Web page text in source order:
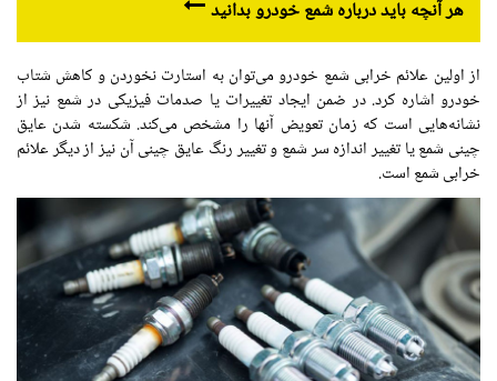
هر آنچه باید درباره شمع خودرو بدانید
ازاولین علائم خرابی شمع خودرو می‌توان به استارتنخوردنو کاهش شتاب
خودرو اشاره کرد.در ضمن ایجاد تغییرات یا صدمات فیزیکی در شمع نیز از
نشانه‌هایی است که زمان تعویض آنها را مشخص می‌کند. شکسته شدن عایق
چینی شمع یا تغییر اندازه سرشمعو تغییر رنگ عایق چینی آن نیز از دیگر علائم
خرابیشمع است.